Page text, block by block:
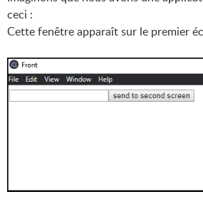
ceci :
Cette fenêtre apparaît sur le premier